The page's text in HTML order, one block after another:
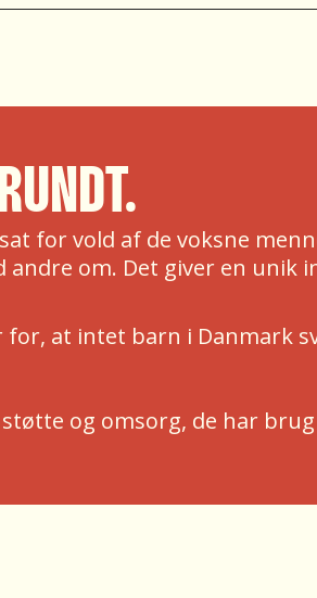
for vold af de voksne
om. Det giver en unik
at intet barn i Danmark
og omsorg, de har